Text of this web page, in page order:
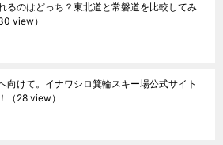
るのはどっち？東北道と常磐道を比較してみ
30 view）
向けて。イナワシロ箕輪スキー場公式サイト
（28 view）